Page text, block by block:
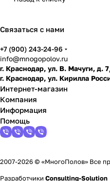
ьзова
чем
ить
интервыбр
Связаться с нами
+7 (900) 243-24-96
info@mnogopolov.ru
г. Краснодар, ул. В. Мачуги, д.
г. Краснодар, ул. Кирилла
Интернет-магазин
Компания
Информация
Помощь
2007-2026 © «МногоПолов» Все
Разработчики Consulting-Solution